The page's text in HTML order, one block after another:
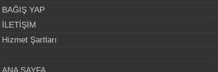
BAĞIŞ YAP
İLETİŞİM
Hizmet Şartları